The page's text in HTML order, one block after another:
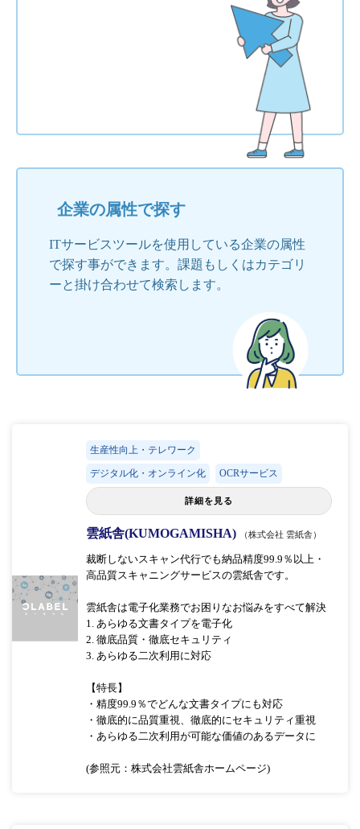
企業の属性で探す
ITサービスツールを使用している企業の属性
で探す事ができます。課題もしくはカテゴリ
ーと掛け合わせて検索します。
生産性向上・テレワーク
デジタル化・オンライン化 OCRサービス
詳細を見る
雲紙舎(KUMOGAMISHA) （株式会社 雲紙舎）
裁断しないスキャン代行でも納品精度99.9％以上・
高品質スキャニングサービスの雲紙舎です。
雲紙舎は電子化業務でお困りなお悩みをすべて解決
1. あらゆる文書タイプを電子化
2. 徹底品質・徹底セキュリティ
3. あらゆる二次利用に対応
【特長】
・精度99.9％でどんな文書タイプにも対応
・徹底的に品質重視、徹底的にセキュリティ重視
・あらゆる二次利用が可能な価値のあるデータに
(参照元：株式会社雲紙舎ホームページ)